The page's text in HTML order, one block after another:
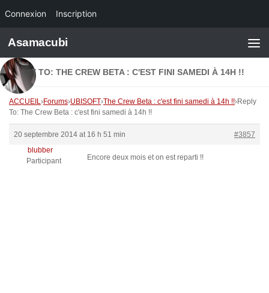
Connexion Inscription
Skip to content
Asamacubi
REPLY TO: THE CREW BETA : C'EST FINI SAMEDI À 14H !!
ACCUEIL›Forums›UBISOFT›The Crew Beta : c'est fini samedi à 14h !!›Reply
To: The Crew Beta : c'est fini samedi à 14h !!
20 septembre 2014 at 16 h 51 min
#3857
blubber
Participant
Encore deux mois et on est reparti !!